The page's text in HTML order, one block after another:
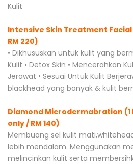
Kulit
Intensive Skin Treatment
RM 220)
• Dikhususkan untuk kulit yang
Kulit • Detox Skin • Mencerahkan
Jerawat • Sesuai Untuk Kulit
blackhead yang banyak & kulit
Diamond Microdermabration (1
only / RM 140)
Membuang sel kulit
lebih mendalam. Menggunakan
melincinkan kulit serta